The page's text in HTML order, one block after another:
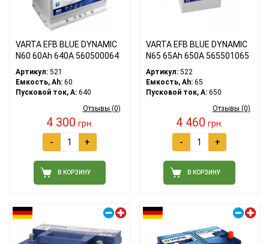
VARTA EFB BLUE DYNAMIC
N60 60Ah 640A 560500064
Артикул: 521
Емкость, Ah: 60
Пусковой ток, A: 640
Отзывы (0)
4 300 грн.
- +
В КОРЗИНУ
VARTA EFB BLUE DYNAMIC
N65 65Ah 650A 565501065
Артикул:522
Емкость, Ah:65
Пусковой ток, A:650
Отзывы (0)
4 460 грн.
- +
В КОРЗИНУ